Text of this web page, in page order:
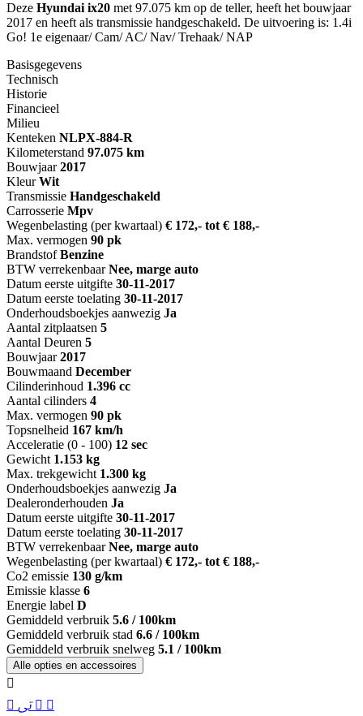
Deze Hyundai ix20 met 97.075 km op de teller, heeft het bouwjaar
2017 en heeft als transmissie handgeschakeld. De uitvoering is: 1.4i
Go! 1e eigenaar/ Cam/ AC/ Nav/ Trehaak/ NAP
Basisgegevens
Technisch
Historie
Financieel
Milieu
Kenteken NLPX-884-R
Kilometerstand 97.075 km
Bouwjaar 2017
Kleur Wit
Transmissie Handgeschakeld
Carrosserie Mpv
Wegenbelasting (per kwartaal) € 172,- tot € 188,-
Max. vermogen 90 pk
Brandstof Benzine
BTW verrekenbaar Nee, marge auto
Datum eerste uitgifte 30-11-2017
Datum eerste toelating 30-11-2017
Onderhoudsboekjes aanwezig Ja
Aantal zitplaatsen 5
Aantal Deuren 5
Bouwjaar 2017
Bouwmaand December
Cilinderinhoud 1.396 cc
Aantal cilinders 4
Max. vermogen 90 pk
Topsnelheid 167 km/h
Acceleratie (0 - 100) 12 sec
Gewicht 1.153 kg
Max. trekgewicht 1.300 kg
Onderhoudsboekjes aanwezig Ja
Dealeronderhouden Ja
Datum eerste uitgifte 30-11-2017
Datum eerste toelating 30-11-2017
BTW verrekenbaar Nee, marge auto
Wegenbelasting (per kwartaal) € 172,- tot € 188,-
Co2 emissie 130 g/km
Emissie klasse 6
Energie label D
Gemiddeld verbruik 5.6 / 100km
Gemiddeld verbruik stad 6.6 / 100km
Gemiddeld verbruik snelweg 5.1 / 100km
Alle opties en accessoires